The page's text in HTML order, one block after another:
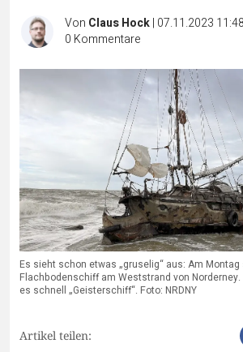
Von Claus Hock| 07.11.2023
0 Kommentare
Es sieht schon etwas „gruselig“ aus: Am
Flachbodenschiff am Weststrand von
es schnell „Geisterschiff“. Foto: NRDNY
Artikel teilen: